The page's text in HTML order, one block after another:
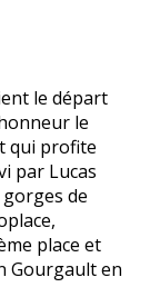
le départ
le
qui profite
par Lucas
de
place et
Gourgault en